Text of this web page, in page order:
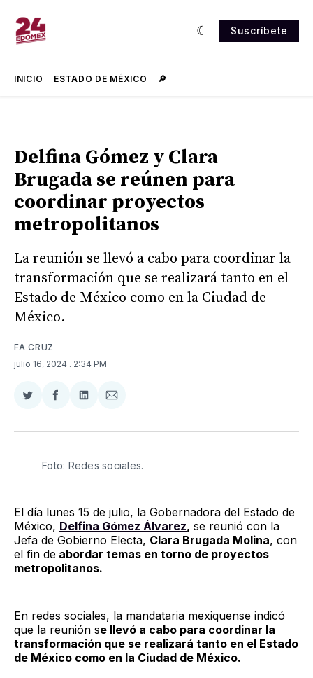
Suscríbete
INICIO ESTADO DE MÉXICO 🔎
Delfina Gómez y Clara
Brugada se reúnen para
coordinar proyectos
metropolitanos
La reunión se llevó a cabo para coordinar la
transformación que se realizará tanto en el
Estado de México como en la Ciudad de
México.
FA CRUZ
julio 16, 2024 . 2:34 PM
Compartir
Twitter
Compartir
Facebook
Compartir
LinkedIn
Compartir
Email
Foto: Redes sociales.
El día lunes 15 de julio, la Gobernadora del Estado de
México, Delfina Gómez Álvarez, se reunió con la
Jefa de Gobierno Electa, Clara Brugada Molina, con
el fin de abordar temas en torno de proyectos
metropolitanos.
En redes sociales, la mandataria mexiquense indicó
que la reunión se llevó a cabo para coordinar la
transformación que se realizará tanto en el Estado
de México como en la Ciudad de México.